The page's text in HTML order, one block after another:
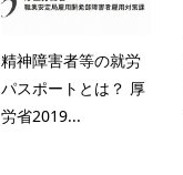
精神障害者等の就労
パスポートとは？ 厚
労省2019...